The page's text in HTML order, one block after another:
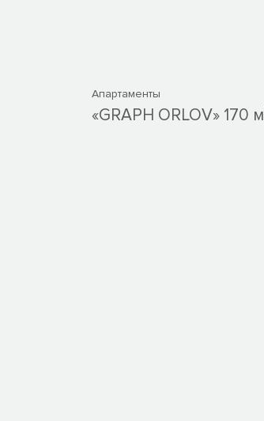
Апартаменты
«GRAPH ORLOV» 170 м